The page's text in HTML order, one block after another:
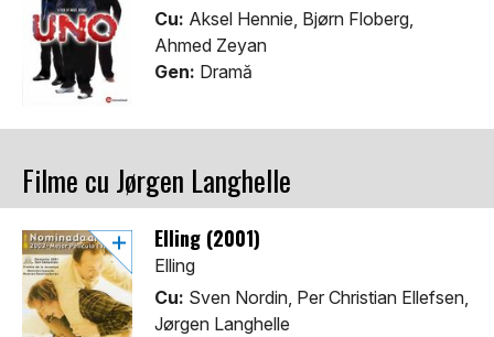
Cu: Aksel Hennie, Bjørn Floberg,
Ahmed Zeyan
Gen: Dramă
Filme cu Jørgen Langhelle
Elling (2001)
Elling
Cu: Sven Nordin, Per Christian Ellefsen,
Jørgen Langhelle